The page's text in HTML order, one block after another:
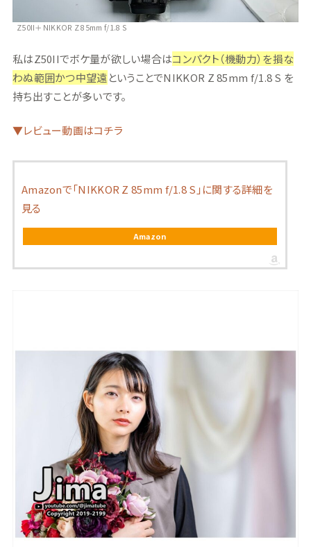
Z50II＋NIKKOR Z 85mm f/1.8 S
私はZ50IIでボケ量が欲しい場合はコンパクト（機動力）を損な
わぬ範囲かつ中望遠ということでNIKKOR Z 85mm f/1.8 S を
持ち出すことが多いです。
▼レビュー動画はコチラ
Amazonで「NIKKOR Z 85mm f/1.8 S」に関する詳細を
見る
Amazon